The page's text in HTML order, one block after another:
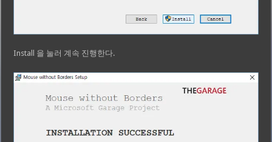
Install 을 눌러 계속 진행한다.